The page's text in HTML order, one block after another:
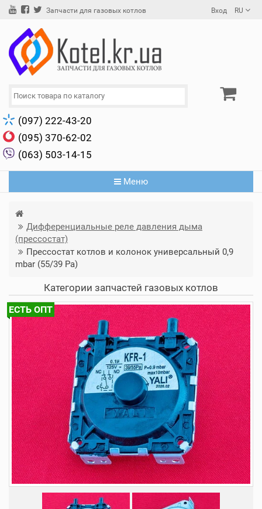
Запчасти для газовых котлов Вход RU
(097) 222-43-20
(095) 370-62-02
(063) 503-14-15
Меню
Дифференциальные реле давления дыма
(прессостат)
Прессостат котлов и колонок универсальный 0,9
mbar (55/39 Pa)
Категории запчастей газовых котлов
ЕСТЬ ОПТ